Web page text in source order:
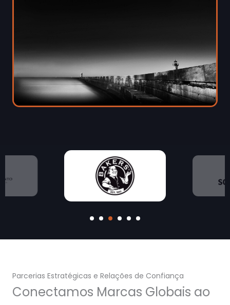
Parcerias Estratégicas e Relações de Confiança
Conectamos Marcas Globais ao